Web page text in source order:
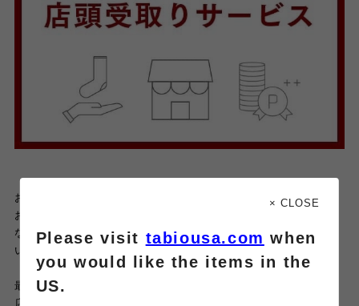
お店のSNSは毎日更新中。
お得な情報やイベント、新商品
なども発信しているので、是非そちらもチェックしてみてくださ
いね。
最後までご覧頂きありがとうございました♡
店舗でもお待ちしております。
× CLOSE
Please visit tabiousa.com when
you would like the items in the
US.